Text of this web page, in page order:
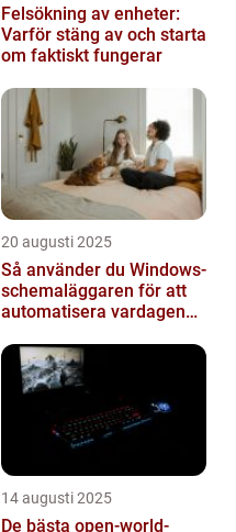
Felsökning av enheter:
Varför stäng av och starta
om faktiskt fungerar
20 augusti 2025
Så använder du Windows-
schemaläggaren för att
automatisera vardagen
14 augusti 2025
De bästa open-world-